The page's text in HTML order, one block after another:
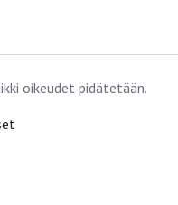
oikeudet pidätetään.